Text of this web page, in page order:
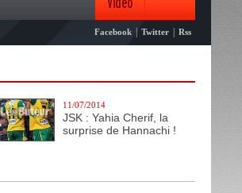
Photo
Facebook Twitter Rss
11/07/2014
JSK : Yahia Cherif, la
surprise de Hannachi !